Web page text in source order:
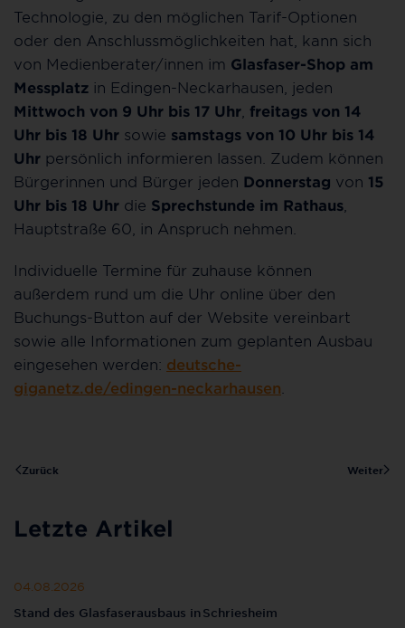
Technologie, zu den möglichen Tarif-Optionen
oder den Anschlussmöglichkeiten hat, kann sich
von Medienberater/innen im Glasfaser-Shop am
Messplatz in Edingen-Neckarhausen, jeden
Mittwoch von 9 Uhr bis 17 Uhr freitags von 14
Uhr bis 18 Uhr sowie samstags von 10 Uhr bis 14
Uhr persönlich informieren lassen. Zudem können
Bürgerinnen und Bürger jeden Donnerstag von 15
Uhr bis 18 Uhr die Sprechstunde im Rathaus
Hauptstraße 60, in Anspruch nehmen.
Individuelle Termine für zuhause können
außerdem rund um die Uhr online über den
Buchungs-Button auf der Website vereinbart
sowie alle Informationen zum geplanten Ausbau
eingesehen werden: deutsche-
giganetz.de/edingen-neckarhausen
Zurück Weiter
Letzte Artikel
04.08.2026
Stand des Glasfaserausbaus in Schriesheim